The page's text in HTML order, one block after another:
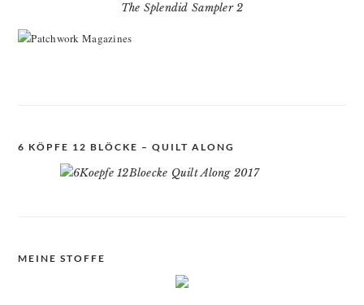
The Splendid Sampler 2
6 KÖPFE 12 BLÖCKE – QUILT ALONG
MEINE STOFFE